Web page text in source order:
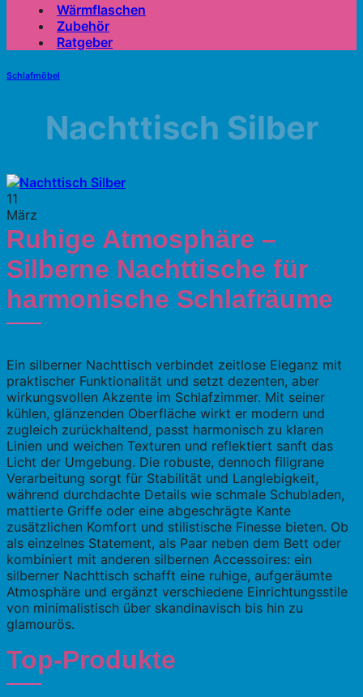
Wärmflaschen
Zubehör
Ratgeber
Schlafmöbel
Nachttisch Silber
11
März
Ruhige Atmosphäre –
Silberne Nachttische für
harmonische Schlafräume
Ein silberner Nachttisch verbindet zeitlose Eleganz mit
praktischer Funktionalität und setzt dezenten, aber
wirkungsvollen Akzente im Schlafzimmer. Mit seiner
kühlen, glänzenden Oberfläche wirkt er modern und
zugleich zurückhaltend, passt harmonisch zu klaren
Linien und weichen Texturen und reflektiert sanft das
Licht der Umgebung. Die robuste, dennoch filigrane
Verarbeitung sorgt für Stabilität und Langlebigkeit,
während durchdachte Details wie schmale Schubladen,
mattierte Griffe oder eine abgeschrägte Kante
zusätzlichen Komfort und stilistische Finesse bieten. Ob
als einzelnes Statement, als Paar neben dem Bett oder
kombiniert mit anderen silbernen Accessoires: ein
silberner Nachttisch schafft eine ruhige, aufgeräumte
Atmosphäre und ergänzt verschiedene Einrichtungsstile
von minimalistisch über skandinavisch bis hin zu
glamourös.
Top-Produkte